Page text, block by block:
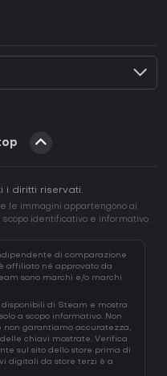
i diritti riservati.
le immagini appartengono ai
identificativo e informativo.
di comparazione
affiliato né approvato da
sono marchi e/o marchi
di Steam e mostra
a scopo informativo. Non
garantiamo accuratezza,
chiavi mostrate. Verifica
sul sito dello store prima di
digitali da store terzi è a